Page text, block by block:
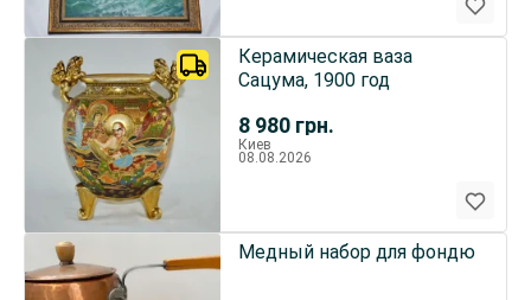
8 980 грн.
Керамическая ваза
Сацума, 1900 год
Киев
08.08.2026
Медный набор для фондю